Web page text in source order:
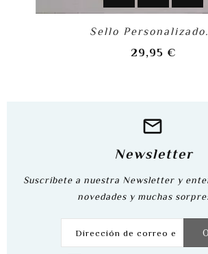
Sello
29,95 €
Newsletter
Suscribete a nuestra Newsletter y
novedades y muchas